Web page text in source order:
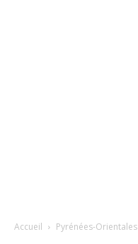
Accueil Pyrénées-Orientales